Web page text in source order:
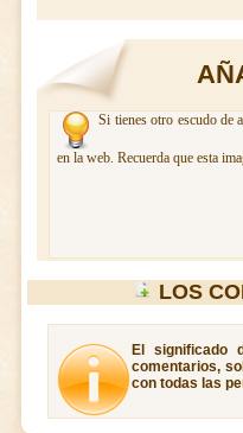
Si tienes otro escudo de
en la web. Recuerda que esta
LOS
El significado
comentarios,
con todas las